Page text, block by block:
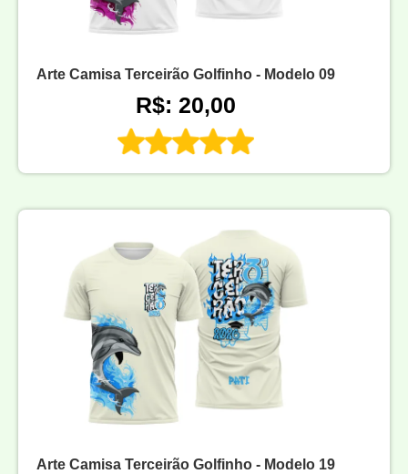
Arte Camisa Terceirão Golfinho - Modelo 09
R$: 20,00
Arte Camisa Terceirão Golfinho - Modelo 19